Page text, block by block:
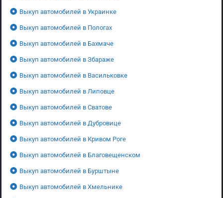
Выкуп автомобилей в Украинке
Выкуп автомобилей в Пологах
Выкуп автомобилей в Бахмаче
Выкуп автомобилей в Збараже
Выкуп автомобилей в Васильковке
Выкуп автомобилей в Липовце
Выкуп автомобилей в Сватове
Выкуп автомобилей в Дубровице
Выкуп автомобилей в Кривом Роге
Выкуп автомобилей в Благовещенском
Выкуп автомобилей в Бурштыне
Выкуп автомобилей в Хмельнике